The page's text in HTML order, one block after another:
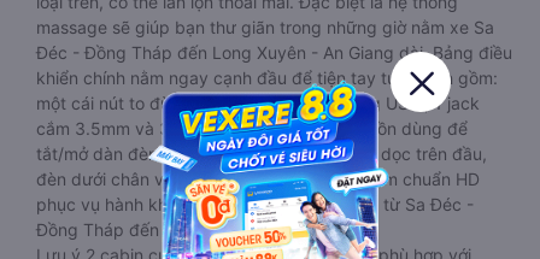
massage sẽ giúp bạn thư giãn trong những giờ nằm xe Sa
Đéc - Đồng Tháp đến Long Xuyên - An Giang dài. Bảng điều
khiển chính nằm ngay cạnh đầu để tiện tay tuỳ chỉnh gồm:
một cái nút to đùng để gọi tiếp viên, 2 cổng USB , 1 jack
cắm 3.5mm và 3 cái nút có biểu tượng nguồn dùng để
tắt/mở dàn đèn chính của buồng nằm chạy dọc trên đầu,
đèn dưới chân và màn hình tv có đầy đủ phim chuẩn HD
phục vụ hành khách giải trí trong chuyến đi từ Sa Đéc -
Đồng Tháp đến Long Xuyên - An Giang.
Lưu ý 2 cabin cuối thường thiết kế nhỏ hơn phù hợp với